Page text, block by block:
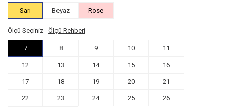
Sarı
Beyaz Rose
Ölçü Seçiniz Ölçü Rehberi
7 8 9 10 11
12 13 14 15 16
17 18 19 20 21
22 23 24 25 26